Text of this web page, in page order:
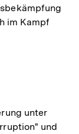
im Kampf
unter
und